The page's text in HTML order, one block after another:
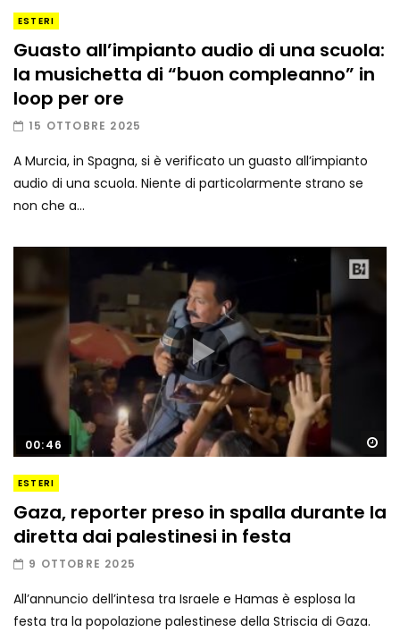
ESTERI
Guasto all’impianto audio di una scuola:
la musichetta di “buon compleanno” in
loop per ore
15 OTTOBRE 2025
A Murcia, in Spagna, si è verificato un guasto all’impianto
audio di una scuola. Niente di particolarmente strano se
non che a...
00:46
ESTERI
Gaza, reporter preso in spalla durante la
diretta dai palestinesi in festa
9 OTTOBRE 2025
All’annuncio dell’intesa tra Israele e Hamas è esplosa la
festa tra la popolazione palestinese della Striscia di Gaza.